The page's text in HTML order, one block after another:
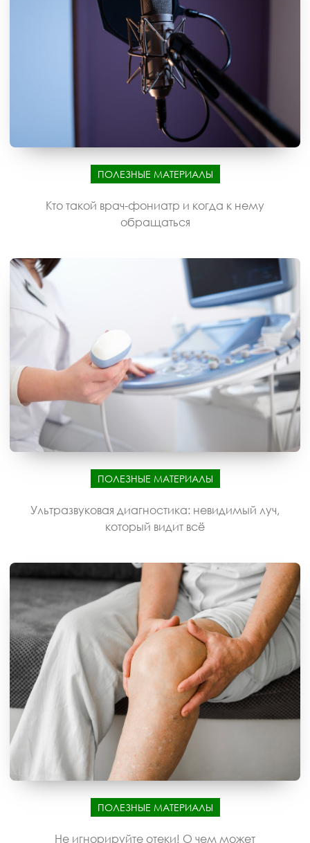
ПОЛЕЗНЫЕ МАТЕРИАЛЫ
Кто такой врач-фониатр и когда к нему
обращаться
ПОЛЕЗНЫЕ МАТЕРИАЛЫ
Ультразвуковая диагностика: невидимый луч,
который видит всё
ПОЛЕЗНЫЕ МАТЕРИАЛЫ
Не игнорируйте отеки! О чем может